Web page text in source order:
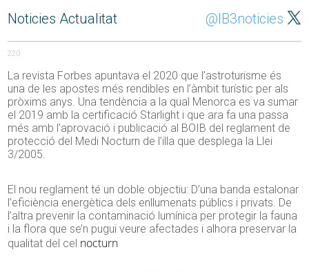
Noticies Actualitat @IB3noticies
220
La revista Forbes apuntava el 2020 que l’astroturisme és
una de les apostes més rendibles en l’àmbit turístic per als
pròxims anys. Una tendència a la qual Menorca es va sumar
el 2019 amb la certificació Starlight i que ara fa una passa
més amb l’aprovació i publicació al BOIB del reglament de
protecció del Medi Nocturn de l’illa que desplega la Llei
3/2005.
El nou reglament té un doble objectiu: D’una banda estalonar
l’eficiència energètica dels enllumenats públics i privats. De
l’altra prevenir la contaminació lumínica per protegir la fauna
i la flora que se’n pugui veure afectades i alhora preservar la
qualitat del cel nocturn